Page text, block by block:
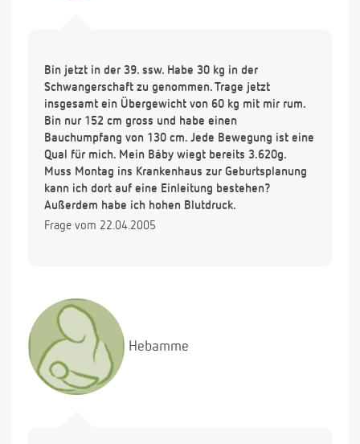
Bin jetzt in der 39. ssw. Habe 30 kg in der
Schwangerschaft zu genommen. Trage jetzt
insgesamt ein Übergewicht von 60 kg mit mir rum.
Bin nur 152 cm gross und habe einen
Bauchumpfang von 130 cm. Jede Bewegung ist eine
Qual für mich. Mein Báby wiegt bereits 3.620g.
Muss Montag ins Krankenhaus zur Geburtsplanung
kann ich dort auf eine Einleitung bestehen?
Außerdem habe ich hohen Blutdruck.
Frage vom 22.04.2005
Hebamme